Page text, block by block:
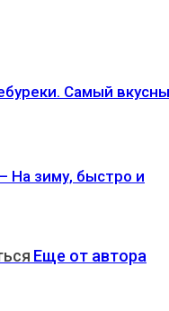
Самый
На зиму, быстро и
Еще от автора